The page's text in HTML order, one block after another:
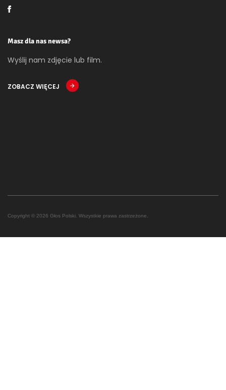
Masz dla nas newsa?
Wyślij nam zdjęcie lub film.
ZOBACZ WIĘCEJ
Copyright © 2026 Głos Polski. Wszystkie prawa zastrzeżone.